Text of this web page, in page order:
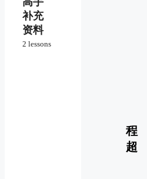
新人
突破
定
让人
心动
获得
高额
的投
资回
报
么也
靠不
住
补充
资料
2 lessons
程
超